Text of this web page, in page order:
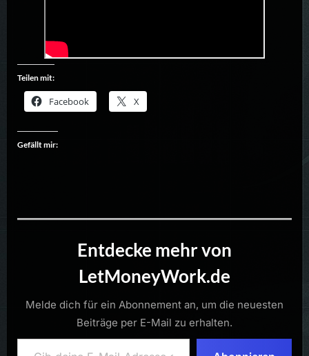
Teilen mit:
Facebook X
Gefällt mir:
Entdecke mehr von
LetMoneyWork.de
Melde dich für ein Abonnement an, um die neuesten
Beiträge per E-Mail zu erhalten.
Gib deine E-Mail-Adresse ein ...